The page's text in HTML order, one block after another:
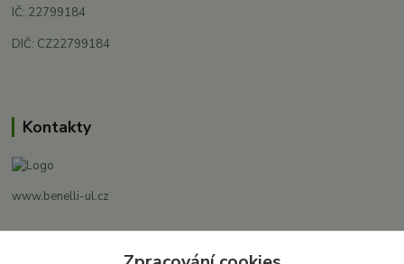
IČ: 22799184
DIČ: CZ22799184
Kontakty
www.benelli-ul.cz